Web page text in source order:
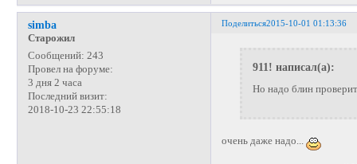
Поделиться2015-10-01 01:13:36
simba
Старожил
Сообщений: 243
Провел на форуме:
3 дня 2 часа
Последний визит:
2018-10-23 22:55:18
911! написал(а):
Но надо блин
очень даже надо...